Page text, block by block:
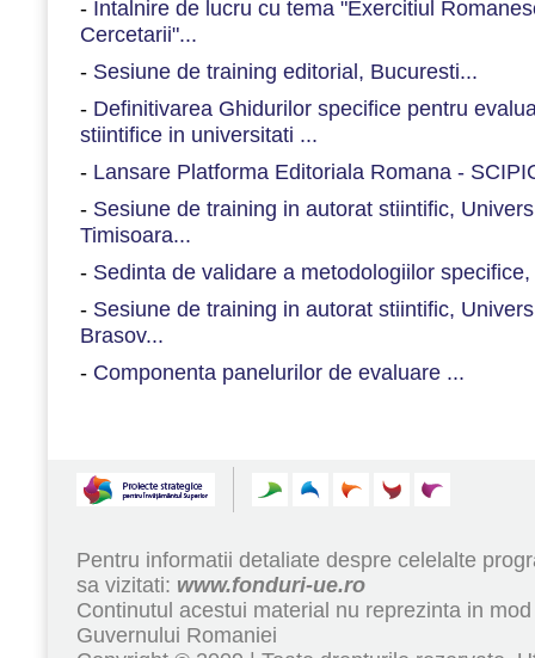
- Intalnire de lucru cu tema "Exercitiul
Cercetarii"...
- Sesiune de training editorial, Bucuresti...
- Definitivarea Ghidurilor specifice pentru
stiintifice in universitati ...
- Lansare Platforma Editoriala Romana -
- Sesiune de training in autorat stiintific,
Timisoara...
- Sedinta de validare a metodologiilor
- Sesiune de training in autorat stiintific,
Brasov...
- Componenta panelurilor de evaluare ...
Pentru informatii detaliate despre celelalte
sa vizitati: www.fonduri-ue.ro
Continutul acestui material nu reprezinta in
Guvernului Romaniei